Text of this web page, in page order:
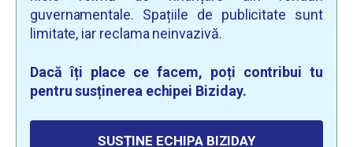
guvernamentale. Spațiile de publicitate sunt
limitate, iar reclama neinvazivă.
Dacă îți place ce facem, poți contribui tu
pentru susținerea echipei Biziday.
SUSȚINE ECHIPA BIZIDAY